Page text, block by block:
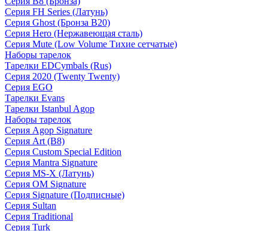
Серия FH Series (Латунь)
Серия Ghost (Бронза B20)
Серия Hero (Нержавеющая сталь)
Серия Mute (Low Volume Тихие сетчатые)
Наборы тарелок
Тарелки EDCymbals (Rus)
Серия 2020 (Twenty Twenty)
Серия EGO
Тарелки Evans
Тарелки Istanbul Agop
Наборы тарелок
Серия Agop Signature
Серия Art (B8)
Серия Custom Special Edition
Серия Mantra Signature
Серия MS-X (Латунь)
Серия OM Signature
Серия Signature (Подписные)
Серия Sultan
Серия Traditional
Серия Turk